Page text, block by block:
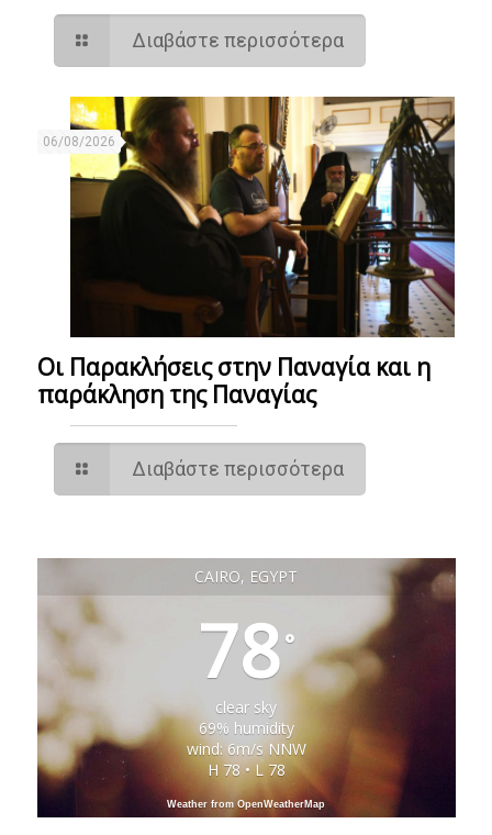
Διαβάστε περισσότερα
06/08/2026
Οι Παρακλήσεις στην Παναγία και η
παράκληση της Παναγίας
Διαβάστε περισσότερα
CAIRO, EGYPT
78°
clear sky
69% humidity
wind: 6m/s NNW
H 78 • L 78
Weather from OpenWeatherMap